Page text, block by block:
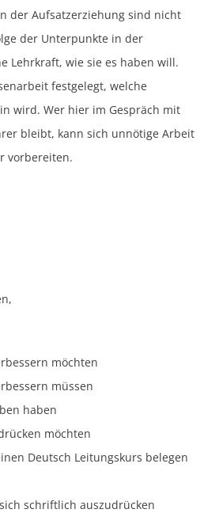
der Aufsatzerziehung sind nicht
der Unterpunkte in der
Lehrkraft, wie sie es haben will.
festgelegt, welche
wird. Wer hier im Gespräch mit
bleibt, kann sich unnötige Arbeit
vorbereiten.
möchten
müssen
haben
möchten
Deutsch Leitungskurs belegen
schriftlich auszudrücken